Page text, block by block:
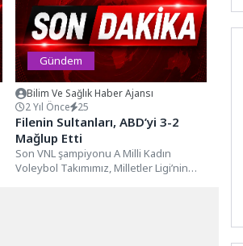
Gündem
Bilim Ve Sağlık Haber Ajansı
2 Yıl Önce 25
Filenin Sultanları, ABD’yi 3-2
Mağlup Etti
Son VNL şampiyonu A Milli Kadın
Voleybol Takımımız, Milletler Ligi’nin